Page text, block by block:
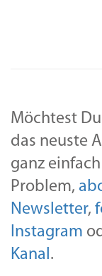
Möchtest
das neuste
ganz
Problem,
Newsletter,
Instagram
Kanal .